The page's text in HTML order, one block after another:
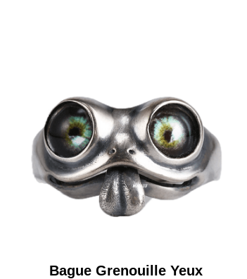
Bague Grenouille Yeux